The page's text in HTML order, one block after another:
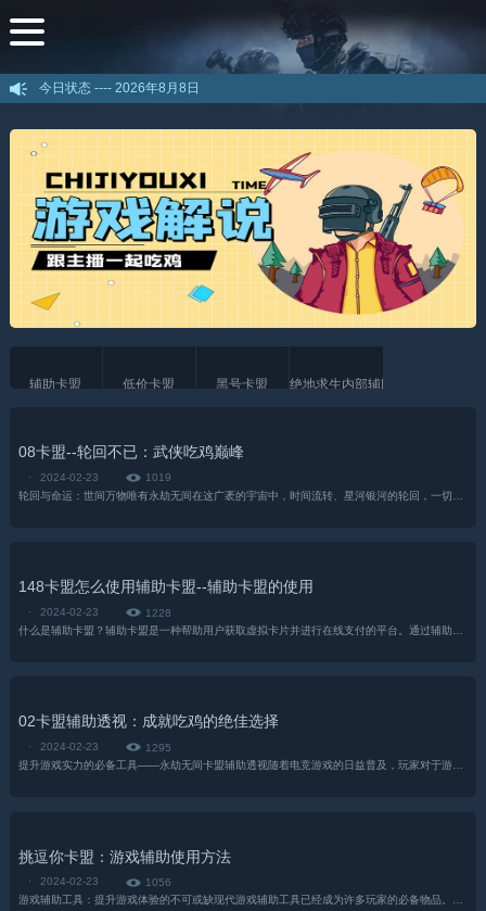
今日状态 ----2026年8月8日
辅助卡盟 低价卡盟 黑号卡盟 绝地求生内部辅助
08卡盟--轮回不已：武侠吃鸡巅峰
· 2024-02-23
1019
148卡盟怎么使用辅助卡盟--辅助卡盟的使用
· 2024-02-23
1228
什么是辅助卡盟？辅助卡盟是一种帮助用户获取虚拟卡片并进行在线支付的平台。通过辅助卡盟，用户可以方便地购买各类虚拟卡，包括游戏充值卡、购物卡、会员卡等。这些虚拟卡可用于各种在线平台和应用。如何使用辅助卡......
02卡盟辅助透视：成就吃鸡的绝佳选择
· 2024-02-23
1295
提升游戏实力的必备工具——永劫无间卡盟辅助透视随着电竞游戏的日益普及，玩家对于游戏实力的追求也越来越高。而在这个过程中，辅助工具无疑成为了许多玩家追求胜利的秘密武器。而在众多辅助工具中，永劫无间卡盟辅......
挑逗你卡盟：游戏辅助使用方法
· 2024-02-23
1056
游戏辅助工具：提升游戏体验的不可或缺现代游戏辅助工具已经成为许多玩家的必备物品。这些工具不仅能够提供额外的功能和优势，还能大幅提升游戏的体验。本文将详细介绍游戏辅助工具，并提供一些使用方法，帮助玩家更......